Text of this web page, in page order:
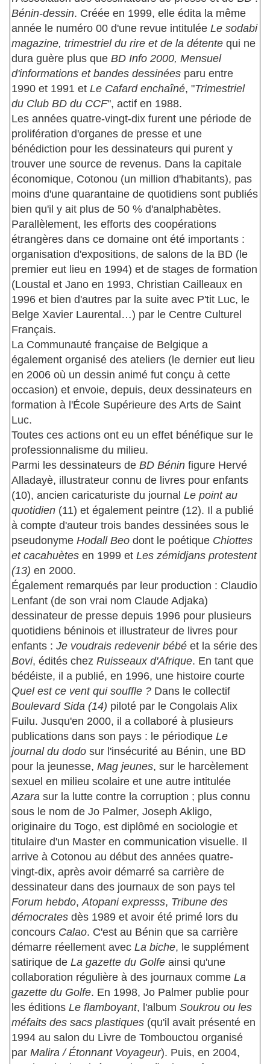
Bénin-dessin. Créée en 1999, elle édita la même
année le numéro 00 d'une revue intitulée Le sodabi
magazine, trimestriel du rire et de la détente qui ne
dura guère plus que BD Info 2000, Mensuel
d'informations et bandes dessinées paru entre
1990 et 1991 et Le Cafard enchaîné, "Trimestriel
du Club BD du CCF", actif en 1988.
Les années quatre-vingt-dix furent une période de
prolifération d'organes de presse et une
bénédiction pour les dessinateurs qui purent y
trouver une source de revenus. Dans la capitale
économique, Cotonou (un million d'habitants), pas
moins d'une quarantaine de quotidiens sont publiés
bien qu'il y ait plus de 50 % d'analphabètes.
Parallèlement, les efforts des coopérations
étrangères dans ce domaine ont été importants :
organisation d'expositions, de salons de la BD (le
premier eut lieu en 1994) et de stages de formation
(Loustal et Jano en 1993, Christian Cailleaux en
1996 et bien d'autres par la suite avec P'tit Luc, le
Belge Xavier Laurental…) par le Centre Culturel
Français.
La Communauté française de Belgique a
également organisé des ateliers (le dernier eut lieu
en 2006 où un dessin animé fut conçu à cette
occasion) et envoie, depuis, deux dessinateurs en
formation à l'École Supérieure des Arts de Saint
Luc.
Toutes ces actions ont eu un effet bénéfique sur le
professionnalisme du milieu.
Parmi les dessinateurs de BD Bénin figure Hervé
Alladayè, illustrateur connu de livres pour enfants
(10), ancien caricaturiste du journal Le point au
quotidien (11) et également peintre (12). Il a publié
à compte d'auteur trois bandes dessinées sous le
pseudonyme Hodall Beo dont le poétique Chiottes
et cacahuètes en 1999 et Les zémidjans protestent
(13) en 2000.
Également remarqués par leur production : Claudio
Lenfant (de son vrai nom Claude Adjaka)
dessinateur de presse depuis 1996 pour plusieurs
quotidiens béninois et illustrateur de livres pour
enfants : Je voudrais redevenir bébé et la série des
Bovi, édités chez Ruisseaux d'Afrique. En tant que
bédéiste, il a publié, en 1996, une histoire courte
Quel est ce vent qui souffle ? Dans le collectif
Boulevard Sida (14) piloté par le Congolais Alix
Fuilu. Jusqu'en 2000, il a collaboré à plusieurs
publications dans son pays : le périodique Le
journal du dodo sur l'insécurité au Bénin, une BD
pour la jeunesse, Mag jeunes, sur le harcèlement
sexuel en milieu scolaire et une autre intitulée
Azara sur la lutte contre la corruption ; plus connu
sous le nom de Jo Palmer, Joseph Akligo,
originaire du Togo, est diplômé en sociologie et
titulaire d'un Master en communication visuelle. Il
arrive à Cotonou au début des années quatre-
vingt-dix, après avoir démarré sa carrière de
dessinateur dans des journaux de son pays tel
Forum hebdo,Atopani expresss, Tribune des
démocrates dès 1989 et avoir été primé lors du
concours Calao. C'est au Bénin que sa carrière
démarre réellement avec La biche, le supplément
satirique de La gazette du Golfe ainsi qu'une
collaboration régulière à des journaux comme La
gazette du Golfe. En 1998, Jo Palmer publie pour
les éditions Le flamboyant, l'album Soukrou ou les
méfaits des sacs plastiques (qu'il avait présenté en
1994 au salon du Livre de Tombouctou organisé
par Malira / Étonnant Voyageur). Puis, en 2004,